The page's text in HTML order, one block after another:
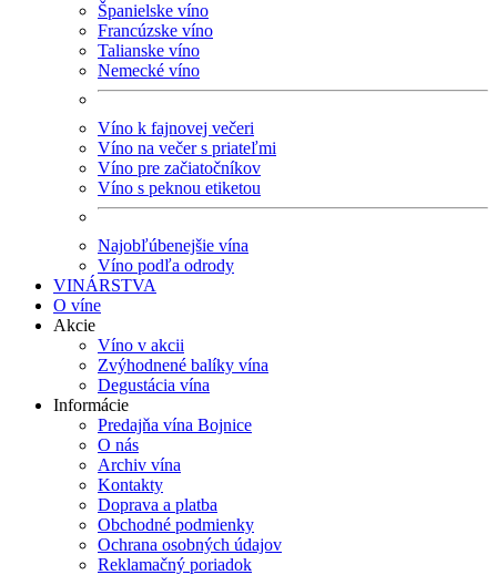
Španielske víno
Francúzske víno
Talianske víno
Nemecké víno
Víno k fajnovej večeri
Víno na večer s priateľmi
Víno pre začiatočníkov
Víno s peknou etiketou
Najobľúbenejšie vína
Víno podľa odrody
VINÁRSTVA
O víne
Akcie
Víno v akcii
Zvýhodnené balíky vína
Degustácia vína
Informácie
Predajňa vína Bojnice
O nás
Archiv vína
Kontakty
Doprava a platba
Obchodné podmienky
Ochrana osobných údajov
Reklamačný poriadok